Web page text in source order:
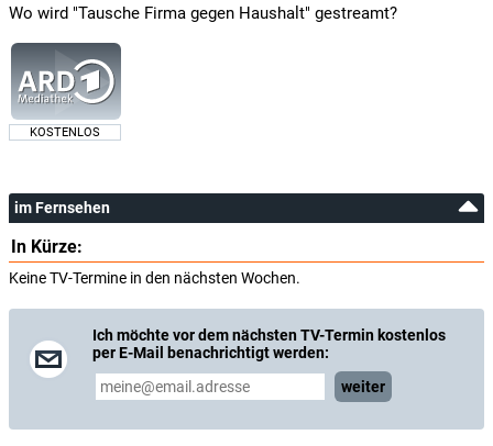
Wo wird "Tausche Firma gegen Haushalt" gestreamt?
KOSTENLOS
im Fernsehen
In Kürze:
Keine TV-Termine in den nächsten Wochen.
Ich möchte vor dem nächsten TV-Termin kostenlos
per E-Mail benachrichtigt werden:
weiter